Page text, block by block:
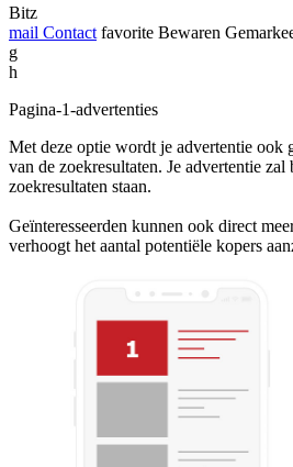
Bitz
mail Contact favorite Bewaren
g
h
Pagina-1-advertenties
Met deze optie wordt je advertentie ook
van de zoekresultaten. Je advertentie zal
zoekresultaten staan.
Geïnteresseerden kunnen ook direct
verhoogt het aantal potentiële kopers